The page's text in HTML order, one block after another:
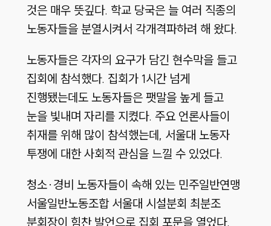
것은 매우 뜻깊다. 학교 당국은 늘 여러 직종의
노동자들을 분열시켜서 각개격파하려 해 왔다.
노동자들은 각자의 요구가 담긴 현수막을 들고
집회에 참석했다. 집회가 1시간 넘게
진행됐는데도 노동자들은 팻말을 높게 들고
눈을 빛내며 자리를 지켰다. 주요 언론사들이
취재를 위해 많이 참석했는데, 서울대 노동자
투쟁에 대한 사회적 관심을 느낄 수 있었다.
청소·경비 노동자들이 속해 있는 민주일반연맹
서울일반노동조합 서울대 시설분회 최분조
분회장이 힘찬 발언으로 집회 포문을 열었다.